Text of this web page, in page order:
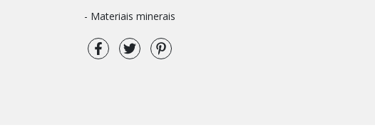
- Materiais minerais